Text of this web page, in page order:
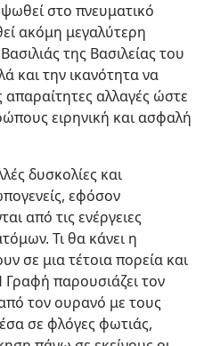
στο πνευματικό
ακόμη μεγαλύτερη
της Βασιλείας του
και την ικανότητα να
απαραίτητες αλλαγές ώστε
ειρηνική και ασφαλή
δυσκολίες και
εφόσον
από τις ενέργειες
Τι θα κάνει η
σε μια τέτοια πορεία και
παρουσιάζει τον
τον ουρανό με τους
σε φλόγες φωτιάς,